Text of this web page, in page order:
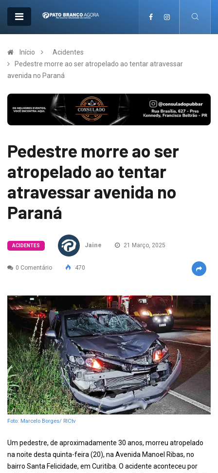
Início
Acidentes
Pedestre morre ao ser atropelado ao tentar atravessar
avenida no Paraná
Pedestre morre ao ser
atropelado ao tentar
atravessar avenida no
Paraná
ACIDENTES Jaine 21 Março, 2025
0 Comentário 470
Foto: Marcelo Borges/ RICtv
Um pedestre, de aproximadamente 30 anos, morreu atropelado
na noite desta quinta-feira (20), na Avenida Manoel Ribas, no
bairro Santa Felicidade, em Curitiba. O acidente aconteceu por